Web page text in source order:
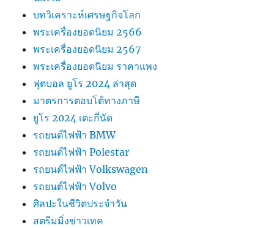
บทวิเคราะห์เศรษฐกิจโลก
พระเครื่องยอดนิยม 2566
พระเครื่องยอดนิยม 2567
พระเครื่องยอดนิยม ราคาแพง
ฟุตบอล ยูโร 2024 ล่าสุด
มาตรการตอบโต้ทางภาษี
ยูโร 2024 เตะกี่นัด
รถยนต์ไฟฟ้า BMW
รถยนต์ไฟฟ้า Polestar
รถยนต์ไฟฟ้า Volkswagen
รถยนต์ไฟฟ้า Volvo
ศิลปะในชีวิตประจำวัน
สตรีมมิ่งข่าวเทค